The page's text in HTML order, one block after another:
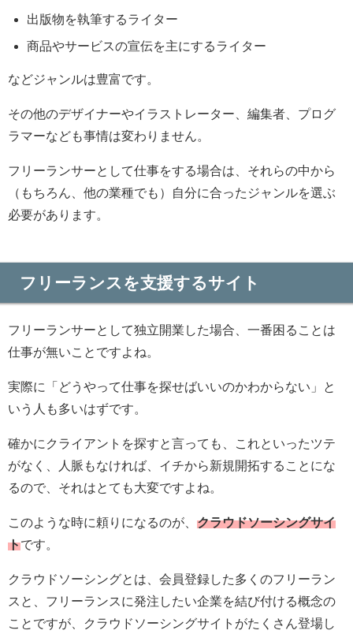
出版物を執筆するライター
商品やサービスの宣伝を主にするライター
などジャンルは豊富です。
その他のデザイナーやイラストレーター、編集者、プログ
ラマーなども事情は変わりません。
フリーランサーとして仕事をする場合は、それらの中から
（もちろん、他の業種でも）自分に合ったジャンルを選ぶ
必要があります。
フリーランスを支援するサイト
フリーランサーとして独立開業した場合、一番困ることは
仕事が無いことですよね。
実際に「どうやって仕事を探せばいいのかわからない」と
いう人も多いはずです。
確かにクライアントを探すと言っても、これといったツテ
がなく、人脈もなければ、イチから新規開拓することにな
るので、それはとても大変ですよね。
このような時に頼りになるのが、 クラウドソーシングサイ
トです。
クラウドソーシングとは、会員登録した多くのフリーラン
スと、フリーランスに発注したい企業を結び付ける概念の
ことですが、クラウドソーシングサイトがたくさん登場し